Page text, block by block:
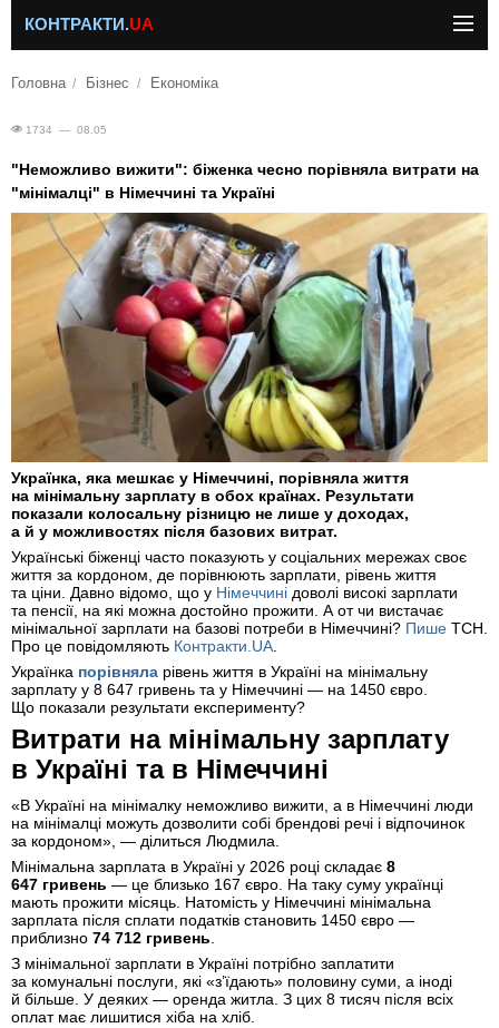
КОНТРАКТИ.UA
Головна Бізнес Економіка
1734 — 08.05
"Неможливо вижити": біженка чесно порівняла витрати на
"мінімалці" в Німеччині та Україні
Українка, яка мешкає у Німеччині, порівняла життя
на мінімальну зарплату в обох країнах. Результати
показали колосальну різницю не лише у доходах,
а й у можливостях після базових витрат.
Українські біженці часто показують у соціальних мережах своє
життя за кордоном, де порівнюють зарплати, рівень життя
та ціни. Давно відомо, що у Німеччині доволі високі зарплати
та пенсії, на які можна достойно прожити. А от чи вистачає
мінімальної зарплати на базові потреби в Німеччині? Пише ТСН.
Про це повідомляють Контракти.UA.
Українка порівняла рівень життя в Україні на мінімальну
зарплату у 8 647 гривень та у Німеччині — на 1450 євро.
Що показали результати експерименту?
Витрати на мінімальну зарплату
в Україні та в Німеччині
«В Україні на мінімалку неможливо вижити, а в Німеччині люди
на мінімалці можуть дозволити собі брендові речі і відпочинок
за кордоном», — ділиться Людмила.
Мінімальна зарплата в Україні у 2026 році складає 8
647 гривень — це близько 167 євро. На таку суму українці
мають прожити місяць. Натомість у Німеччині мінімальна
зарплата після сплати податків становить 1450 євро —
приблизно 74 712 гривень.
З мінімальної зарплати в Україні потрібно заплатити
за комунальні послуги, які «з’їдають» половину суми, а іноді
й більше. У деяких — оренда житла. З цих 8 тисяч після всіх
оплат має лишитися хіба на хліб.